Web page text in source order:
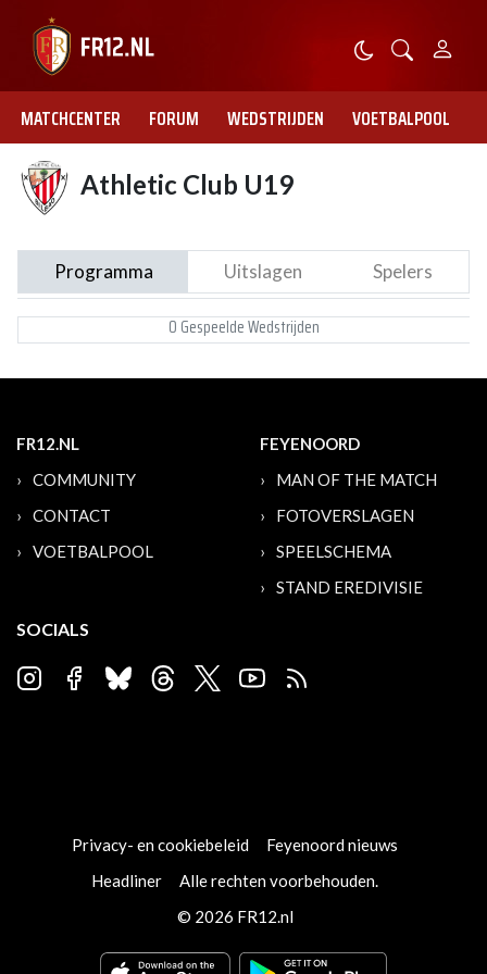
MATCHCENTER FORUM WEDSTRIJDEN VOETBALPOOL
Athletic Club U19
Programma Uitslagen Spelers
0 Gespeelde Wedstrijden
FR12.NL
COMMUNITY
CONTACT
VOETBALPOOL
FEYENOORD
MAN OF THE MATCH
FOTOVERSLAGEN
SPEELSCHEMA
STAND EREDIVISIE
SOCIALS
Privacy- en cookiebeleid
Feyenoord nieuws
Headliner
Alle rechten voorbehouden.
© 2026 FR12.nl